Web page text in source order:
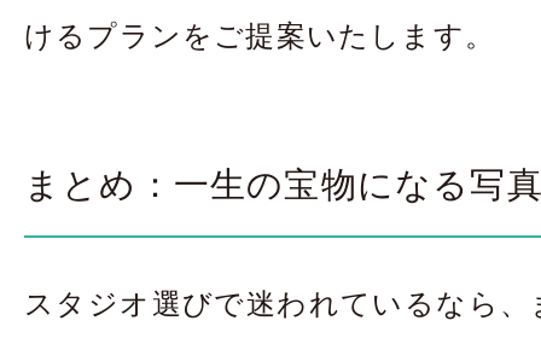
けるプランをご提案いたします。
まとめ：一生の宝物になる写
スタジオ選びで迷われているなら